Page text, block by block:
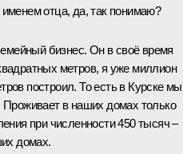
отца, да, так понимаю?
бизнес. Он в своё время
метров, я уже миллион
построил. То есть в Курске мы
Проживает в наших домах только
при численности 450 тысяч –
домах.